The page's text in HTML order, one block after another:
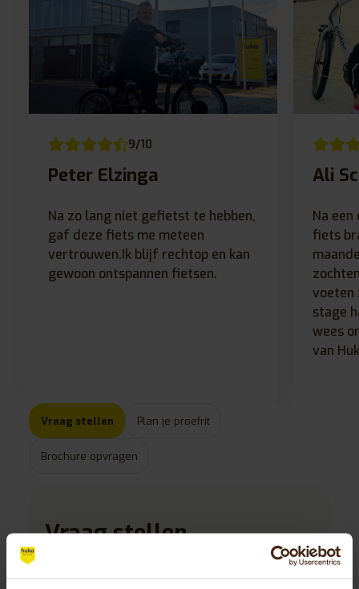
9/10
Peter Elzinga
Na zo lang niet gefietst te hebben,
gaf deze fiets me meteen
vertrouwen.Ik blijf rechtop en kan
gewoon ontspannen fietsen.
Ali
Na
fiets
voeten
stage
wees
van
Vraag stellen Plan je proefrit
Brochure opvragen
Vraag stellen
Wil je graag advies bij de aanschaf van